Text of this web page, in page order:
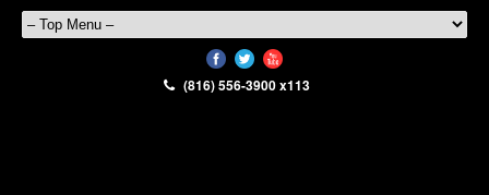
(816) 556-3900 x113